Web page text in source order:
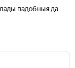
падобныя да